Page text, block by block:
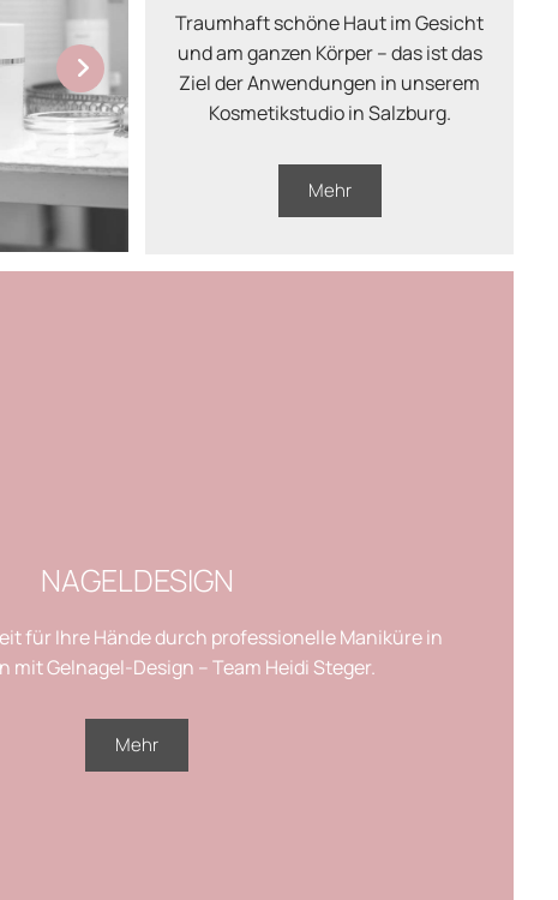
Traumhaft schöne Haut im Gesicht
und am ganzen Körper – das ist das
Ziel der Anwendungen in unserem
Kosmetikstudio in Salzburg.
Mehr
NAGELDESIGN
für Ihre Hände durch professionelle Maniküre in
mit Gelnagel-Design – Team Heidi Steger.
Mehr